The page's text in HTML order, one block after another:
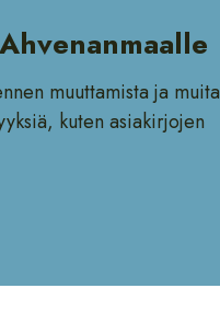
muuttamista ja muita
kuten asiakirjojen